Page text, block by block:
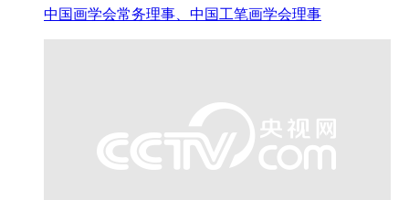
中国画学会常务理事、中国工笔画学会理事